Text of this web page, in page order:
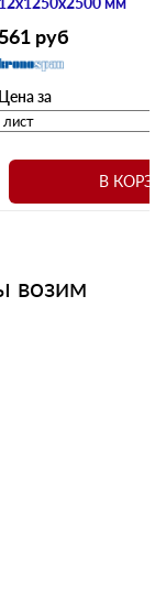
561 руб
Цена за
В
возим